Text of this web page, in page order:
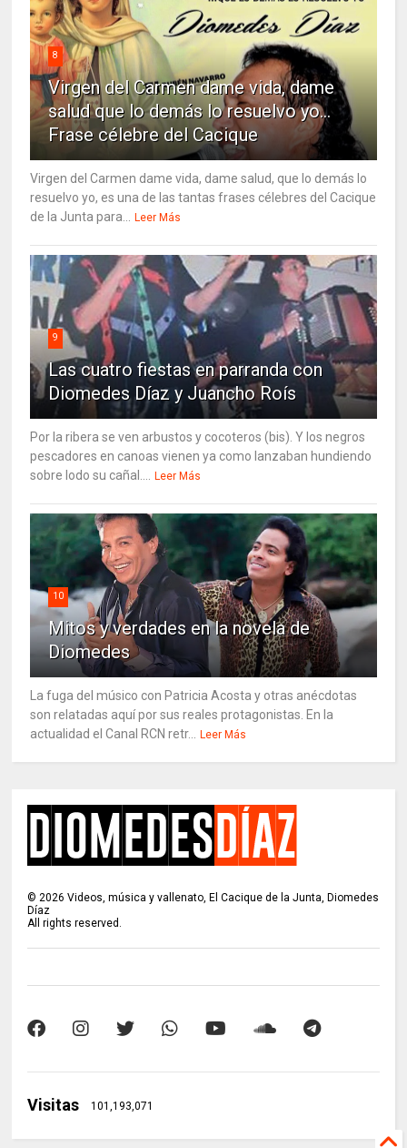
8
Virgen del Carmen dame vida, dame
salud que lo demás lo resuelvo yo…
Frase célebre del Cacique
Virgen del Carmen dame vida, dame salud, que lo demás lo
resuelvo yo, es una de las tantas frases célebres del Cacique
de la Junta para...
Leer Más
9
Las cuatro fiestas en parranda con
Diomedes Díaz y Juancho Roís
Por la ribera se ven arbustos y cocoteros (bis). Y los negros
pescadores en canoas vienen ya como lanzaban hundiendo
sobre lodo su cañal....
Leer Más
10
Mitos y verdades en la novela de
Diomedes
La fuga del músico con Patricia Acosta y otras anécdotas
son relatadas aquí por sus reales protagonistas. En la
actualidad el Canal RCN retr...
Leer Más
©2026 Videos, música y vallenato, El Cacique de la Junta, Diomedes
Díaz
All rights reserved.
Visitas 101,193,071